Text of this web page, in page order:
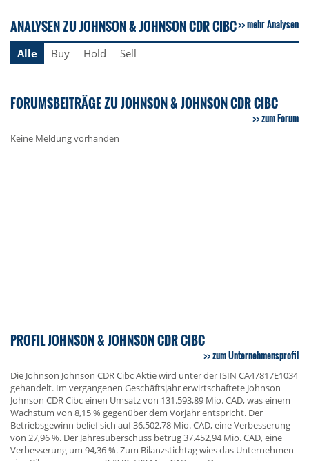
ANALYSEN ZU JOHNSON & JOHNSON CDR CIBC mehr Analysen
Alle Buy Hold Sell
FORUMSBEITRÄGE ZU JOHNSON & JOHNSON CDR CIBC
zum Forum
Keine Meldung vorhanden
PROFIL JOHNSON & JOHNSON CDR CIBC
zum Unternehmensprofil
Die Johnson Johnson CDR Cibc Aktie wird unter der ISIN CA47817E1034
gehandelt. Im vergangenen Geschäftsjahr erwirtschaftete Johnson
Johnson CDR Cibc einen Umsatz von 131.593,89 Mio. CAD, was einem
Wachstum von 8,15 % gegenüber dem Vorjahr entspricht. Der
Betriebsgewinn belief sich auf 36.502,78 Mio. CAD, eine Verbesserung
von 27,96 %. Der Jahresüberschuss betrug 37.452,94 Mio. CAD, eine
Verbesserung um 94,36 %. Zum Bilanzstichtag wies das Unternehmen